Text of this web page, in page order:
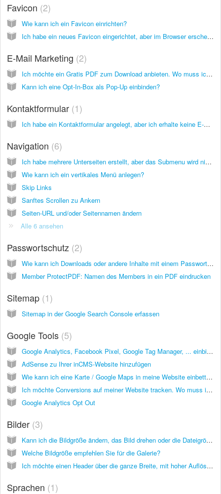
Favicon 2
Wie kann ich ein Favicon einrichten?
Ich habe ein neues Favicon eingerichtet, aber im Browser erscheint immer noch das alte. Warum?
E-Mail Marketing 2
Ich möchte ein Gratis PDF zum Download anbieten. Wo muss ich die Datei hochladen und wie kann ich darauf verlinken?
Kann ich eine Opt-In-Box als Pop-Up einbinden?
Kontaktformular 1
Ich habe ein Kontaktformular angelegt, aber ich erhalte keine E-Mails
Navigation 6
Ich habe mehrere Unterseiten erstellt, aber das Submenu wird nicht angezeigt. Warum?
Wie kann ich ein vertikales Menü anlegen?
Skip Links
Sanftes Scrollen zu Ankern
Seiten-URL und/oder Seitennamen ändern
Alle 6 ansehen
Passwortschutz 2
Wie kann ich Downloads oder andere Inhalte mit einem Passwort schützen?
Member ProtectPDF: Namen des Members in ein PDF eindrucken
Sitemap 1
Sitemap in der Google Search Console erfassen
Google Tools 5
Google Analytics, Facebook Pixel, Google Tag Manager, ... einbinden
AdSense zu Ihrer inCMS-Website hinzufügen
Wie kann ich eine Karte / Google Maps in meine Website einbetten?
Ich möchte Conversions auf meiner Website tracken. Wo muss ich den Tracking Code von Google AdWords eingeben?
Google Analytics Opt Out
Bilder 3
Kann ich die Bildgröße ändern, das Bild drehen oder die Dateigröße direkt in inCMS ändern?
Welche Bildgröße empfehlen Sie für die Galerie?
Ich möchte einen Header über die ganze Breite, mit hoher Auflösung, ohne Zuschneiden. Was ist die beste Größe?
Sprachen 1